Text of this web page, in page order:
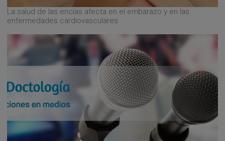
La salud de las encías afecta en el embarazo y en las
enfermedades cardiovasculares